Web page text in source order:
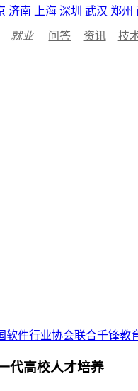
济南 上海 深圳 武汉 郑州
就业 问答 资讯 技
软件行业协会联合千锋教
代高校人才培养